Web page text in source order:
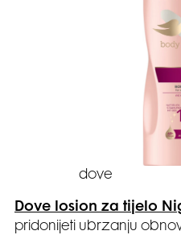
dove
Dove losion za tijelo
pridonijeti ubrzanju